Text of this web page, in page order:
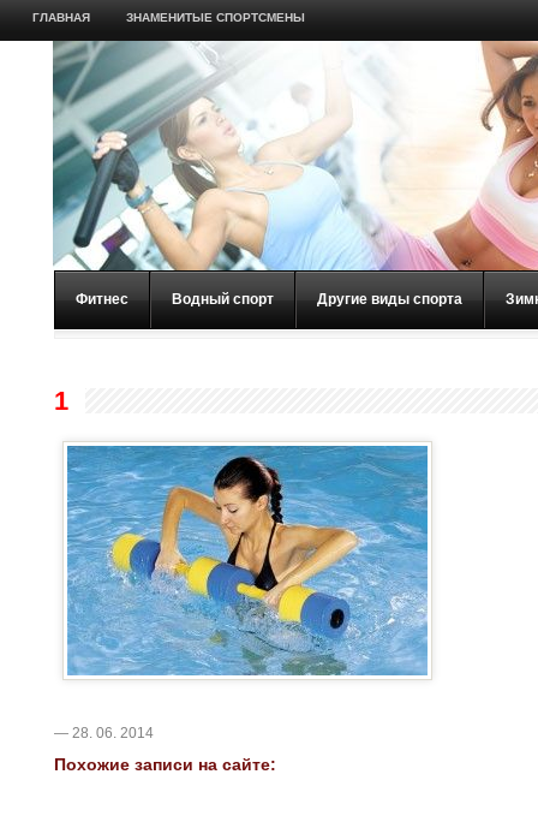
ГЛАВНАЯ ЗНАМЕНИТЫЕ СПОРТСМЕНЫ
Фитнес Водный спорт Другие виды спорта
1
— 28. 06. 2014
Похожие записи на сайте: